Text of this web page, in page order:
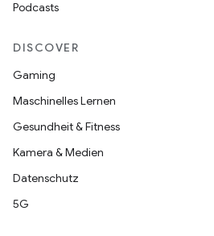
Podcasts
DISCOVER
Gaming
Maschinelles Lernen
Gesundheit & Fitness
Kamera & Medien
Datenschutz
5G